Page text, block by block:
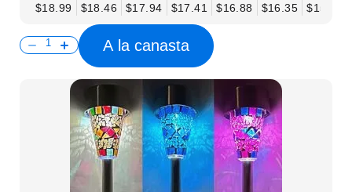
$18.99
$18.46
$17.94
$17.41
$16.88
$16.35
$15.83
A la canasta